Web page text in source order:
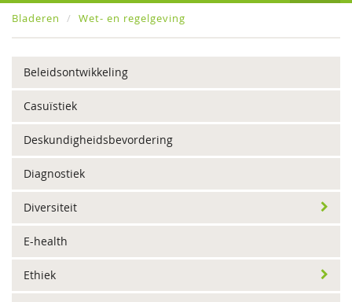
Bladeren Wet- en regelgeving
Beleidsontwikkeling
Casuïstiek
Deskundigheidsbevordering
Diagnostiek
Diversiteit
E-health
Ethiek